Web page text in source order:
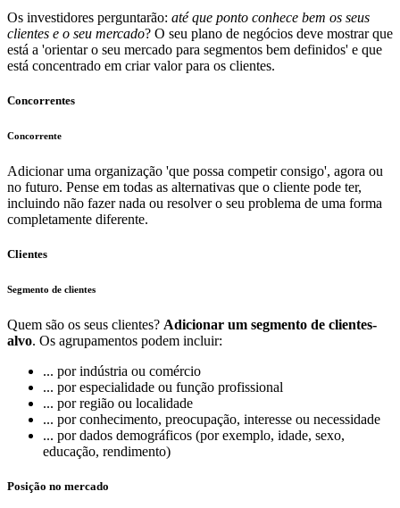
Os investidores perguntarão: até que ponto conhece bem os seus
clientes e o seu mercado? O seu plano de negócios deve mostrar que
está a 'orientar o seu mercado para segmentos bem definidos' e que
está concentrado em criar valor para os clientes.
Concorrentes
Concorrente
Adicionar uma organização 'que possa competir consigo', agora ou
no futuro. Pense em todas as alternativas que o cliente pode ter,
incluindo não fazer nada ou resolver o seu problema de uma forma
completamente diferente.
Clientes
Segmento de clientes
Quem são os seus clientes? Adicionar um segmento de clientes-
alvo. Os agrupamentos podem incluir:
... por indústria ou comércio
... por especialidade ou função profissional
... por região ou localidade
... por conhecimento, preocupação, interesse ou necessidade
... por dados demográficos (por exemplo, idade, sexo,
educação, rendimento)
Posição no mercado